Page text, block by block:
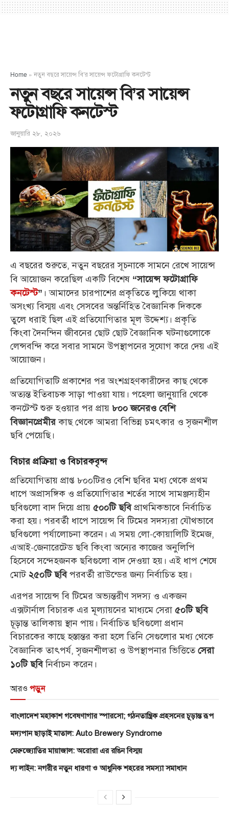
Home » নতুন বছরে সায়েন্স বি’র সায়েন্স ফটোগ্রাফি কনটেস্ট
নতুন বছরে সায়েন্স বি’র সায়েন্স
ফটোগ্রাফি কনটেস্ট
জানুয়ারি ২৮, ২০২৬
এ বছরের শুরুতে, নতুন বছরের সূচনাকে সামনে রেখে সায়েন্স
বি আয়োজন করেছিল একটি বিশেষ “সায়েন্স ফটোগ্রাফি
কনটেস্ট” । আমাদের চারপাশের প্রকৃতিতে লুকিয়ে থাকা
অসংখ্য বিস্ময় এবং সেসবের অন্তর্নিহিত বৈজ্ঞানিক দিককে
তুলে ধরাই ছিল এই প্রতিযোগিতার মূল উদ্দেশ্য। প্রকৃতি
কিংবা দৈনন্দিন জীবনের ছোট ছোট বৈজ্ঞানিক ঘটনাগুলোকে
লেন্সবন্দি করে সবার সামনে উপস্থাপনের সুযোগ করে দেয় এই
আয়োজন।
প্রতিযোগিতাটি প্রকাশের পর অংশগ্রহণকারীদের কাছ থেকে
অত্যন্ত ইতিবাচক সাড়া পাওয়া যায়। পহেলা জানুয়ারি থেকে
কনটেস্ট শুরু হওয়ার পর প্রায় ৮০০ জনেরও বেশি
বিজ্ঞানপ্রেমীরকাছ থেকে আমরা বিভিন্ন চমৎকার ও সৃজনশীল
ছবি পেয়েছি।
বিচার প্রক্রিয়া ও বিচারকবৃন্দ
প্রতিযোগিতায় প্রাপ্ত ৮০০টিরও বেশি ছবির মধ্য থেকে প্রথম
ধাপে অপ্রাসঙ্গিক ও প্রতিযোগিতার শর্তের সাথে সামঞ্জস্যহীন
ছবিগুলো বাদ দিয়ে প্রায় ৫০০টি ছবিপ্রাথমিকভাবে নির্বাচিত
করা হয়। পরবর্তী ধাপে সায়েন্স বি টিমের সদস্যরা যৌথভাবে
ছবিগুলো পর্যালোচনা করেন। এ সময় লো-কোয়ালিটি ইমেজ,
এআই-জেনারেটেড ছবি কিংবা অন্যের কাজের অনুলিপি
হিসেবে সন্দেহজনক ছবিগুলো বাদ দেওয়া হয়। এই ধাপ শেষে
মোট২৫০টি ছবিপরবর্তী রাউন্ডের জন্য নির্বাচিত হয়।
এরপর সায়েন্স বি টিমের অভ্যন্তরীণ সদস্য ও একজন
এক্সটার্নাল বিচারক এর মূল্যায়নের মাধ্যমে সেরা ৫০টি ছবি
চূড়ান্ত তালিকায় স্থান পায়। নির্বাচিত ছবিগুলো প্রধান
বিচারকের কাছে হস্তান্তর করা হলে তিনি সেগুলোর মধ্য থেকে
বৈজ্ঞানিক তাৎপর্য, সৃজনশীলতা ও উপস্থাপনার ভিত্তিতেসেরা
১০টি ছবিনির্বাচন করেন।
আরও পড়ুন
বাংলাদেশ মহাকাশ গবেষণাগার স্পারসো; গঠনতান্ত্রিক প্রহসনের চূড়ান্ত রূপ
মদ্যপান ছাড়াই মাতাল: Auto Brewery Syndrome
মেরুজ্যোতির মায়াজাল: অরোরা এর রঙিন বিস্ময়
দ্য লাইন: নগরীর নতুন ধারণা ও আধুনিক শহরের সমস্যা সমাধান